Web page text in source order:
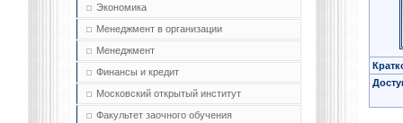
Экономика
Менеджмент в организации
Менеджмент
Финансы и кредит
Московский открытый институт
Факультет заочного обучения